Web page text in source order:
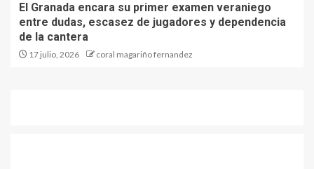
El Granada encara su primer examen veraniego
entre dudas, escasez de jugadores y dependencia
de la cantera
17 julio, 2026 coral magariño fernandez